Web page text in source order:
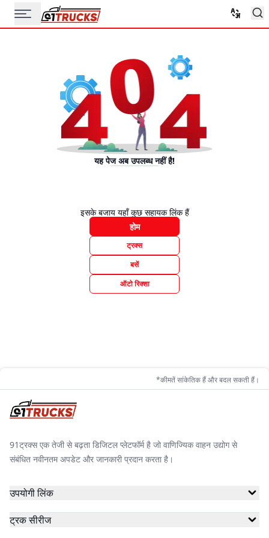
यह पेज अब उपलब्ध नहीं है!
इसके बजाय यहाँ कुछ सहायक लिंक हैं
होम
ट्रक्स
बसें
ऑटो रिक्शा
*कीमतें सांकेतिक हैं और बदल सकती हैं।
91ट्रक्स एक तेजी से बढ़ता डिजिटल प्लेटफॉर्म है जो वाणिज्यिक वाहन उद्योग से
संबंधित नवीनतम अपडेट और जानकारी प्रदान करता है।
उपयोगी लिंक
ट्रक सीरीज